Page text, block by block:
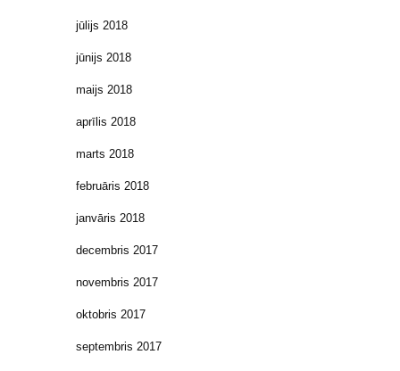
jūlijs 2018
jūnijs 2018
maijs 2018
aprīlis 2018
marts 2018
februāris 2018
janvāris 2018
decembris 2017
novembris 2017
oktobris 2017
septembris 2017